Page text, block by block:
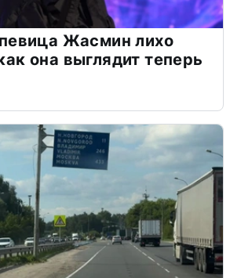
Жасмин лихо
она выглядит теперь